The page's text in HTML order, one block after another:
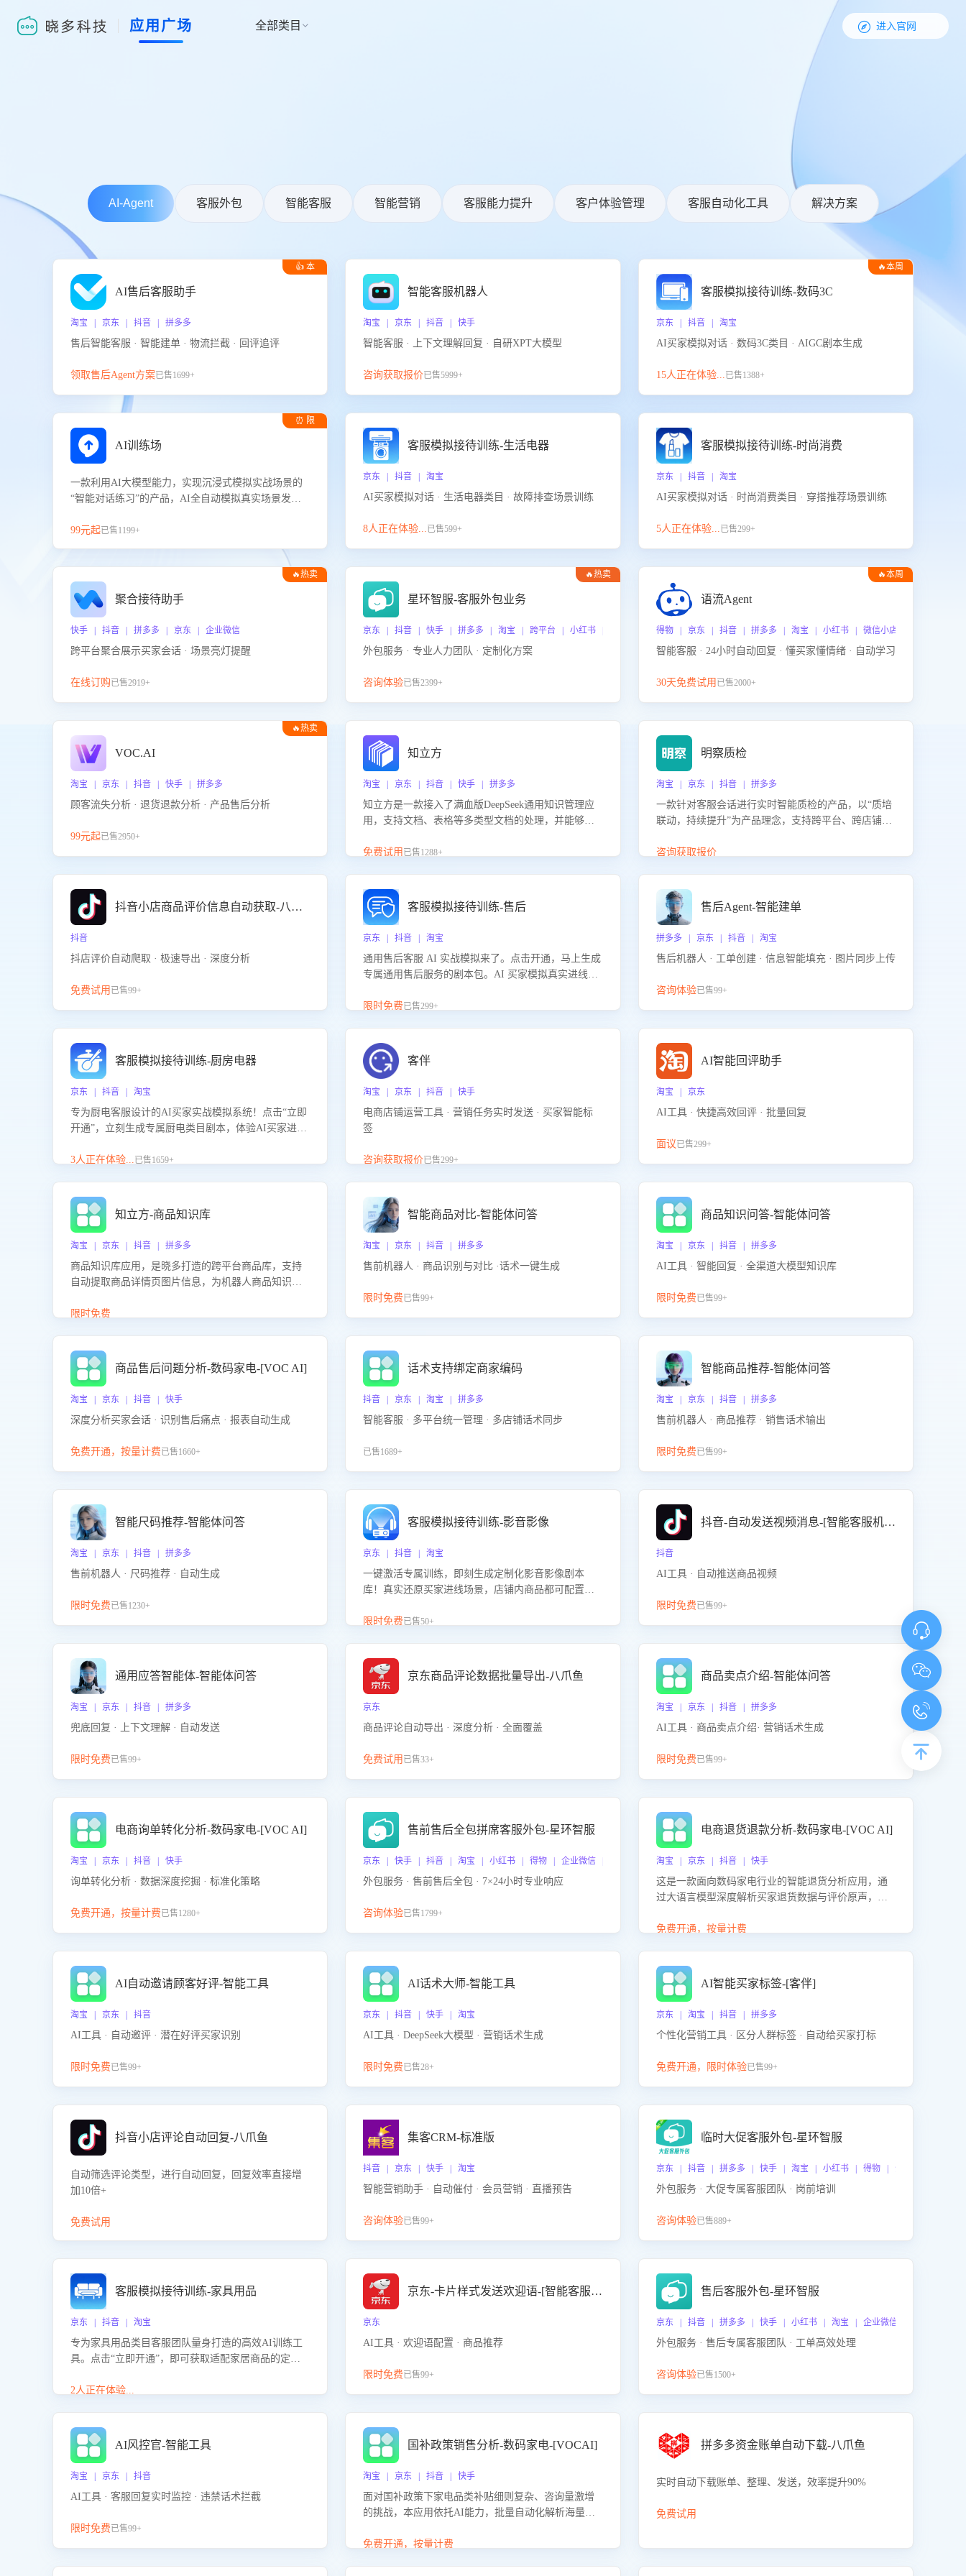
应用广场 全部类目   进入官网
AI-Agent 客服外包 智能客服 智能营销 客服能力提升 客户体验管理 客服自动化工具 解决方案
👍 本
AI售后客服助手
淘宝 | 京东 | 抖音 | 拼多多
售后智能客服 · 智能建单 · 物流拦截 · 回评追评
领取售后Agent方案已售1699+
智能客服机器人
淘宝 | 京东 | 抖音 | 快手
智能客服 · 上下文理解回复 · 自研XPT大模型
咨询获取报价已售5999+
🔥本周
客服模拟接待训练-数码3C
京东 | 抖音 | 淘宝
AI买家模拟对话 · 数码3C类目 · AIGC剧本生成
15人正在体验...已售1388+
⏰ 限
AI训练场
一款利用AI大模型能力，实现沉浸式模拟实战场景的
“智能对话练习”的产品，AI全自动模拟真实场景发生
提升客服团队的销服能力。
99元起已售1199+
客服模拟接待训练-生活电器
京东 | 抖音 | 淘宝
AI买家模拟对话 · 生活电器类目 · 故障排查场景训练
8人正在体验...已售599+
客服模拟接待训练-时尚消费
京东 | 抖音 | 淘宝
AI买家模拟对话 · 时尚消费类目 · 穿搭推荐场景训练
5人正在体验...已售299+
🔥热卖
聚合接待助手
快手 | 抖音 | 拼多多 | 京东 | 企业微信
跨平台聚合展示买家会话 · 场景亮灯提醒
在线订购已售2919+
🔥热卖
星环智服-客服外包业务
京东 | 抖音 | 快手 | 拼多多 | 淘宝 | 跨平台 | 小红书 | 得物 | 企业微信
外包服务 · 专业人力团队 · 定制化方案
咨询体验已售2399+
🔥本周
语流Agent
得物 | 京东 | 抖音 | 拼多多 | 淘宝 | 小红书 | 微信小店 | 快手 | 唯品
智能客服 · 24小时自动回复 · 懂买家懂情绪 · 自动学习
30天免费试用 已售2000+
🔥热卖
VOC.AI
淘宝 | 京东 | 抖音 | 快手 | 拼多多
顾客流失分析 · 退货退款分析 · 产品售后分析
99元起已售2950+
知立方
淘宝 | 京东 | 抖音 | 快手 | 拼多多
知立方是一款接入了满血版DeepSeek通用知识管理应
用，支持文档、表格等多类型文档的处理，并能够基
景提供强大的知识支持，帮助用户高效管理和利用知
免费试用 已售1288+
明察质检
淘宝 | 京东 | 抖音 | 拼多多
一款针对客服会话进行实时智能质检的产品，以“质培
联动，持续提升”为产品理念，支持跨平台、跨店铺的
联动，持续提升客服团队的销服能力。
咨询获取报价
抖音小店商品评价信息自动获取-八爪鱼
抖音
抖店评价自动爬取 · 极速导出 · 深度分析
免费试用 已售99+
客服模拟接待训练-售后
京东 | 抖音 | 淘宝
通用售后客服 AI 实战模拟来了。点击开通，马上生成
专属通用售后服务的剧本包。AI 买家模拟真实进线咨
咨询等售后场景的应对要点，轻松提升服务能力。
限时免费已售299+
售后Agent-智能建单
拼多多 | 京东 | 抖音 | 淘宝
售后机器人 · 工单创建 · 信息智能填充 · 图片同步上传
咨询体验已售99+
客服模拟接待训练-厨房电器
京东 | 抖音 | 淘宝
专为厨电客服设计的AI买家实战模拟系统！点击“立即
开通”，立刻生成专属厨电类目剧本，体验AI买家进线
能咨询”等真实场景应对技巧！
3人正在体验...已售1659+
客伴
淘宝 | 京东 | 抖音 | 快手
电商店铺运营工具 · 营销任务实时发送 · 买家智能标
签
咨询获取报价已售299+
AI智能回评助手
淘宝 | 京东
AI工具 · 快捷高效回评 · 批量回复
面议已售299+
知立方-商品知识库
淘宝 | 京东 | 抖音 | 拼多多
商品知识库应用，是晓多打造的跨平台商品库，支持
自动提取商品详情页图片信息，为机器人商品知识问
商品知识。
限时免费
智能商品对比-智能体问答
淘宝 | 京东 | 抖音 | 拼多多
售前机器人 · 商品识别与对比 ·话术一键生成
限时免费已售99+
商品知识问答-智能体问答
淘宝 | 京东 | 抖音 | 拼多多
AI工具 · 智能回复 · 全渠道大模型知识库
限时免费已售99+
商品售后问题分析-数码家电-[VOC AI]
淘宝 | 京东 | 抖音 | 快手
深度分析买家会话 · 识别售后痛点 · 报表自动生成
免费开通，按量计费已售1660+
话术支持绑定商家编码
抖音 | 京东 | 淘宝 | 拼多多
智能客服 · 多平台统一管理 · 多店铺话术同步
已售1689+
智能商品推荐-智能体问答
淘宝 | 京东 | 抖音 | 拼多多
售前机器人 · 商品推荐 · 销售话术输出
限时免费已售99+
智能尺码推荐-智能体问答
淘宝 | 京东 | 抖音 | 拼多多
售前机器人 · 尺码推荐 · 自动生成
限时免费已售1230+
客服模拟接待训练-影音影像
京东 | 抖音 | 淘宝
一键激活专属训练，即刻生成定制化影音影像剧本
库！真实还原买家进线场景，店铺内商品都可配置到
升客服售前转化率。点击 “立即开通”，快速获取影音
限时免费已售50+
抖音-自动发送视频消息-[智能客服机器人]
抖音
AI工具 · 自动推送商品视频
限时免费已售99+
通用应答智能体-智能体问答
淘宝 | 京东 | 抖音 | 拼多多
兜底回复 · 上下文理解 · 自动发送
限时免费已售99+
京东商品评论数据批量导出-八爪鱼
京东
商品评论自动导出 · 深度分析 · 全面覆盖
免费试用 已售33+
商品卖点介绍-智能体问答
淘宝 | 京东 | 抖音 | 拼多多
AI工具 · 商品卖点介绍· 营销话术生成
限时免费已售99+
电商询单转化分析-数码家电-[VOC AI]
淘宝 | 京东 | 抖音 | 快手
询单转化分析 · 数据深度挖掘 · 标准化策略
免费开通，按量计费已售1280+
售前售后全包拼席客服外包-星环智服
京东 | 快手 | 抖音 | 淘宝 | 小红书 | 得物 | 企业微信 | 跨平台
外包服务 · 售前售后全包 · 7×24小时专业响应
咨询体验已售1799+
电商退货退款分析-数码家电-[VOC AI]
淘宝 | 京东 | 抖音 | 快手
这是一款面向数码家电行业的智能退货分析应用，通
过大语言模型深度解析买家退货数据与评价原声，精
因，并输出可落地的改进建议，通过挖掘用户痛点驱
免费开通，按量计费
AI自动邀请顾客好评-智能工具
淘宝 | 京东 | 抖音
AI工具 · 自动邀评 · 潜在好评买家识别
限时免费已售99+
AI话术大师-智能工具
京东 | 抖音 | 快手 | 淘宝
AI工具 · DeepSeek大模型 · 营销话术生成
限时免费已售28+
AI智能买家标签-[客伴]
京东 | 淘宝 | 抖音 | 拼多多
个性化营销工具 · 区分人群标签 · 自动给买家打标
免费开通，限时体验已售99+
抖音小店评论自动回复-八爪鱼
自动筛选评论类型，进行自动回复，回复效率直接增
加10倍+
免费试用
集客CRM-标准版
抖音 | 京东 | 快手 | 淘宝
智能营销助手 · 自动催付 · 会员营销 · 直播预告
咨询体验已售99+
临时大促客服外包-星环智服
京东 | 抖音 | 拼多多 | 快手 | 淘宝 | 小红书 | 得物 | 企业微信
外包服务 · 大促专属客服团队 · 岗前培训
咨询体验已售889+
客服模拟接待训练-家具用品
京东 | 抖音 | 淘宝
专为家具用品类目客服团队量身打造的高效AI训练工
具。点击“立即开通”，即可获取适配家居商品的定制
客服在家具用品功能、尺寸参数咨询等高频场景下的
2人正在体验...
京东-卡片样式发送欢迎语-[智能客服机器人]
京东
AI工具 · 欢迎语配置 · 商品推荐
限时免费已售99+
售后客服外包-星环智服
京东 | 抖音 | 拼多多 | 快手 | 小红书 | 淘宝 | 企业微信
外包服务 · 售后专属客服团队 · 工单高效处理
咨询体验已售1500+
AI风控官-智能工具
淘宝 | 京东 | 抖音
AI工具 · 客服回复实时监控 · 违禁话术拦截
限时免费已售99+
国补政策销售分析-数码家电-[VOCAI]
淘宝 | 京东 | 抖音 | 快手
面对国补政策下家电品类补贴细则复杂、咨询量激增
的挑战，本应用依托AI能力，批量自动化解析海量客
政策的关注焦点与购买意向，深度洞察决策动因。同
免费开通，按量计费
拼多多资金账单自动下载-八爪鱼
实时自动下载账单、整理、发送，效率提升90%
免费试用